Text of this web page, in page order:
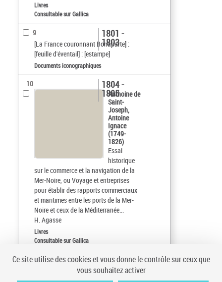
Livres
Consultable sur Gallica
9
[La France couronnant Bonaparte] :
[feuille d'éventail] : [estampe]
1801 -
1803
Documents iconographiques
10
Anthoine de
Saint-
Joseph,
Antoine
Ignace
(1749-
1826)
Essai
historique
sur le commerce et la navigation de la
Mer-Noire, ou Voyage et entreprises
pour établir des rapports commerciaux
et maritimes entre les ports de la Mer-
Noire et ceux de la Méditerranée...
H. Agasse
1804 -
1805
Livres
Consultable sur Gallica
Date (croissant)
sur 20
Ce site utilise des cookies et vous donne le contrôle sur ceux que
vous souhaitez activer